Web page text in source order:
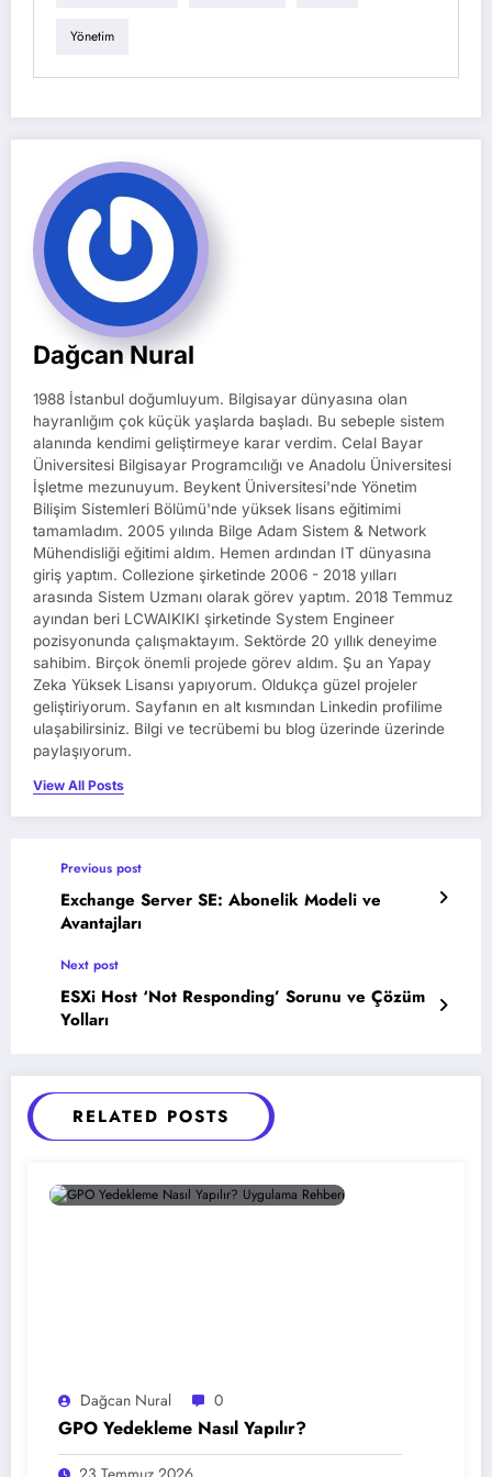
Yönetim
Dağcan Nural
1988 İstanbul doğumluyum. Bilgisayar dünyasına olan
hayranlığım çok küçük yaşlarda başladı. Bu sebeple sistem
alanında kendimi geliştirmeye karar verdim. Celal Bayar
Üniversitesi Bilgisayar Programcılığı ve Anadolu Üniversitesi
İşletme mezunuyum. Beykent Üniversitesi'nde Yönetim
Bilişim Sistemleri Bölümü'nde yüksek lisans eğitimimi
tamamladım. 2005 yılında Bilge Adam Sistem & Network
Mühendisliği eğitimi aldım. Hemen ardından IT dünyasına
giriş yaptım. Collezione şirketinde 2006 - 2018 yılları
arasında Sistem Uzmanı olarak görev yaptım. 2018 Temmuz
ayından beri LCWAIKIKI şirketinde System Engineer
pozisyonunda çalışmaktayım. Sektörde 20 yıllık deneyime
sahibim. Birçok önemli projede görev aldım. Şu an Yapay
Zeka Yüksek Lisansı yapıyorum. Oldukça güzel projeler
geliştiriyorum. Sayfanın en alt kısmından Linkedin profilime
ulaşabilirsiniz. Bilgi ve tecrübemi bu blog üzerinde üzerinde
paylaşıyorum.
View All Posts
Previous post
Exchange Server SE: Abonelik Modeli ve
Avantajları
Next post
ESXi Host ‘Not Responding’ Sorunu ve Çözüm
Yolları
RELATED POSTS
Dağcan Nural 0
GPO Yedekleme Nasıl Yapılır?